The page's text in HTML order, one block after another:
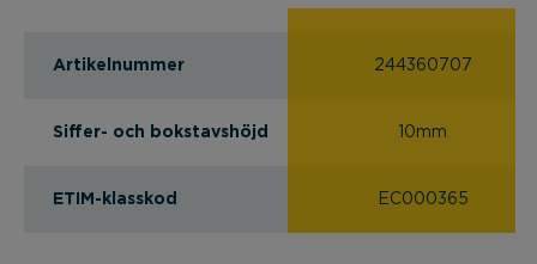
Artikelnummer
Siffer- och bokstavshöjd
ETIM-klasskod
244360707
10mm
EC000365